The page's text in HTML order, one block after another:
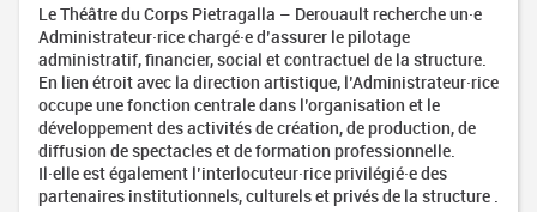
Le Théâtre du Corps Pietragalla – Derouault recherche un·e
Administrateur·rice chargé·e d’assurer le pilotage
administratif, financier, social et contractuel de la structure.
En lien étroit avec la direction artistique, l’Administrateur·rice
occupe une fonction centrale dans l’organisation et le
développement des activités de création, de production, de
diffusion de spectacles et de formation professionnelle.
Il·elle est également l’interlocuteur·rice privilégié·e des
partenaires institutionnels, culturels et privés de la structure .